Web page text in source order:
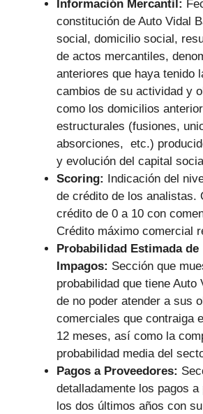
Información Mercantil:
constitución de Auto Vidal
social, domicilio social,
de actos mercantiles,
anteriores que haya tenido
cambios de su actividad y
como los domicilios
estructurales (fusiones,
absorciones, etc.)
y evolución del capital
Scoring: Indicación del
de crédito de los analistas.
crédito de 0 a 10 con
Crédito máximo comercial
Probabilidad Estimada de
Impagos: Sección que
probabilidad que tiene Auto
de no poder atender a sus
comerciales que contraiga
12 meses, así como la
probabilidad media del
Pagos a Proveedores:
detalladamente los pagos
los dos últimos años con